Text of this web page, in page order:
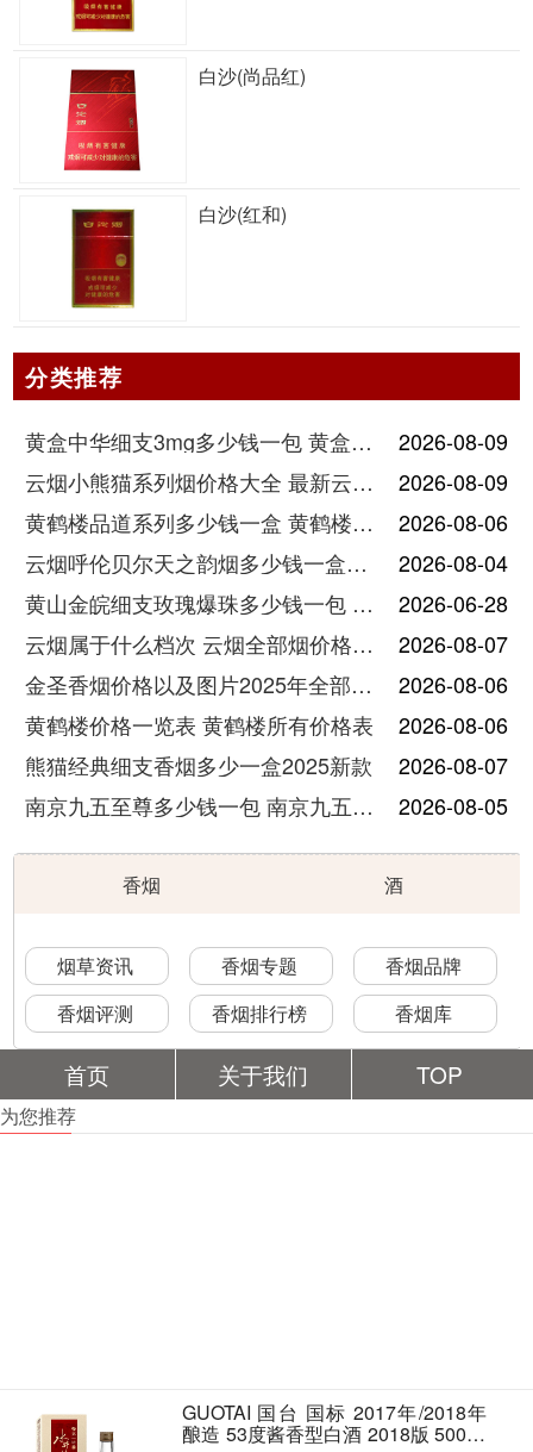
白沙(尚品红)
白沙(红和)
分类推荐
黄盒中华细支3mg多少钱一包 黄盒中华细支3mg香烟价格查询
2026-08-09
云烟小熊猫系列烟价格大全 最新云烟小熊猫图片报价
2026-08-09
黄鹤楼品道系列多少钱一盒 黄鹤楼品道系列香烟价格表图片
2026-08-06
云烟呼伦贝尔天之韵烟多少钱一盒中支价格
2026-08-04
黄山金皖细支玫瑰爆珠多少钱一包 黄山金皖细支玫瑰爆珠2025最新价格
2026-06-28
云烟属于什么档次 云烟全部烟价格表大全
2026-08-07
金圣香烟价格以及图片2025年全部价格
2026-08-06
黄鹤楼价格一览表 黄鹤楼所有价格表
2026-08-06
熊猫经典细支香烟多少一盒2025新款
2026-08-07
南京九五至尊多少钱一包 南京九五至尊价格及图片
2026-08-05
香烟 酒
烟草资讯 香烟专题
香烟品牌
香烟评测
香烟排行榜 香烟库
首页 关于我们 TOP
为您推荐
GUOTAI 国台 国标 2017年/2018年
酿造 53度酱香型白酒 2018版 500ml